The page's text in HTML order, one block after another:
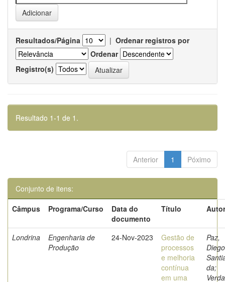
Resultados/Página | Ordenar registros por
Ordenar
Registro(s)
Resultado 1-1 de 1.
Anterior 1 Póximo
Conjunto de itens:
Câmpus
Programa/Curso
Data do
documento
Título
Londrina
Engenharia de
Produção
24-Nov-2023
Gestão de
processos
e melhoria
contínua
em uma
Paz,
Diego
da;